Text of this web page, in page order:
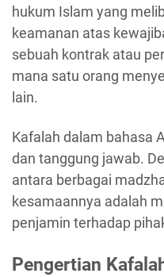
hukum Islam yang
keamanan atas
sebuah kontrak atau
mana satu orang
lain.
Kafalah dalam bahasa
dan tanggung jawab.
antara berbagai
kesamaannya adalah
penjamin terhadap
Pengertian